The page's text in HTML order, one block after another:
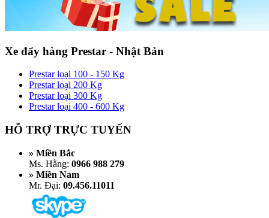
Xe đẩy hàng Prestar - Nhật Bản
Prestar loại 100 - 150 Kg
Prestar loại 200 Kg
Prestar loại 300 Kg
Prestar loại 400 - 600 Kg
HỖ TRỢ TRỰC TUYẾN
» Miền Bắc
Ms. Hằng: 0966 988 279
» Miền Nam
Mr. Đại: 09.456.11011